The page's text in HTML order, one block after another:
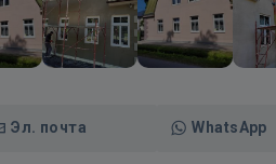
Эл. почта WhatsApp